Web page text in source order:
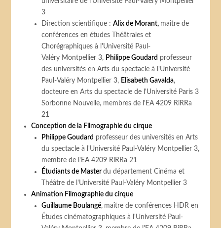
3
Direction scientifique :Alix de Morant, maître de
conférences en études Théâtrales et
Chorégraphiques à l'Université Paul-
Valéry Montpellier 3, Philippe Goudard professeur
des universités en Arts du spectacle à l'Université
Paul-Valéry Montpellier 3, Elisabeth Gavalda,
docteure en Arts du spectacle de l'Université Paris 3
Sorbonne Nouvelle, membres de l'EA 4209 RiRRa
21
Conception de la Filmographie du cirque
Philippe Goudard professeur des universités en Arts
du spectacle à l'Université Paul-Valéry Montpellier 3,
membre de l'EA 4209 RiRRa 21
Étudiants de Masterdu département Cinéma et
Théâtre de l'Université Paul-Valéry Montpellier 3
Animation Filmographie du cirque
Guillaume Boulangé, maître de conférences HDR en
Études cinématographiques à l'Université Paul-